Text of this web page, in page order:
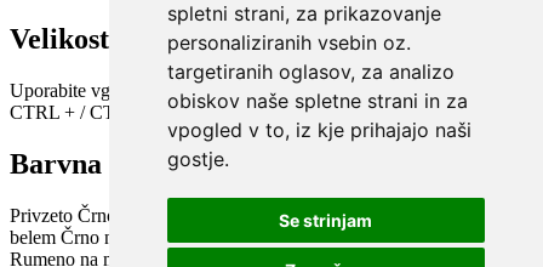
spletni strani, za prikazovanje
personaliziranih vsebin oz.
targetiranih oglasov, za analizo
obiskov naše spletne strani in za
vpogled v to, iz kje prihajajo naši
gostje.
Se strinjam
Velikost pisave
Uporabite vgrajeno funkcijo brskalnika
CTRL + / CTRL -
Barvna shema
Privzeto Črno na belem Belo na črnem Črno na bež
belem Črno na zelenem
Modro na rumenem
Rumeno na modrem
Turkizno na črnem Črno na vijoličnem